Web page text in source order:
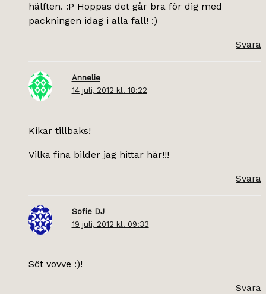
hälften. :P Hoppas det går bra för dig med
packningen idag i alla fall! :)
Svara
Annelie
14 juli, 2012 kl. 18:22
Kikar tillbaks!
Vilka fina bilder jag hittar här!!!
Svara
Sofie DJ
19 juli, 2012 kl. 09:33
Söt vovve :)!
Svara